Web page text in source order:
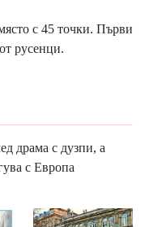
с 45 точки. Първи
русенци.
драма с дузпи, а
с Европа